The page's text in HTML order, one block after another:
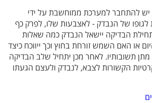
להתחבר למערכת ממוחשבת על ידי
לגופו של הנבדק - לאצבעות שלו, לפרק כף
הבדיקה יישאל הנבדק כמה שאלות
או האם השמש זורחת בחוץ וכך ייווכח כיצד
תשובותיו. לאחר מכן יתחיל שלב הבדיקה
הקשורות לצבא, לנבדק ולעצם הגעתו